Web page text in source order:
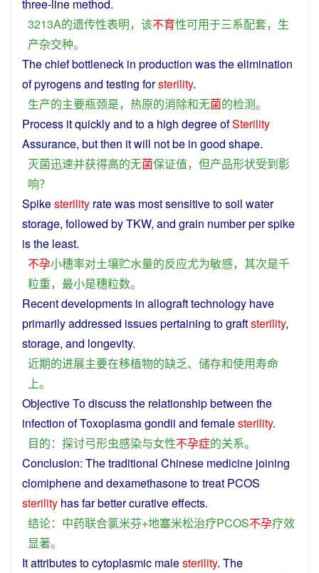
three- line method.
3213A的遗传性表明， 该不育性可用于三系配套， 生
产杂交种。
Thechiefbottleneck in production wastheelimination
ofpyrogensand testing forsterility.
生产的主要瓶颈是， 热原的消除和无菌的检测。
Process itquicklyand toa high degreeofSterility
Assurance, butthen it will notbe in good shape.
灭菌迅速并获得高的无菌保证值， 但产品形状受到影
响？
Spikesterility ratewas mostsensitivetosoil water
storage, followed by TKW, and grain numberperspike
isthe least.
不孕小穗率对土壤贮水量的反应尤为敏感， 其次是千
粒重， 最小是穗粒数。
Recentdevelopments in allograft technology have
primarilyaddressed issuespertaining tograftsterility,
storage, and longevity.
近期的进展主要在移植物的缺乏、 储存和使用寿命
上。
ObjectiveTodiscussthe relationshipbetween the
infection ofToxoplasma gondii and femalesterility.
目的： 探讨弓形虫感染与女性不孕症的关系。
Conclusion: The traditional Chinese medicine joining
clomipheneand dexamethasonetotreat PCOS
sterility hasfarbettercurativeeffects.
结论： 中药联合氯米芬+地塞米松治疗PCOS不孕疗效
显著。
It attributes to cytoplasmic malesterility. The